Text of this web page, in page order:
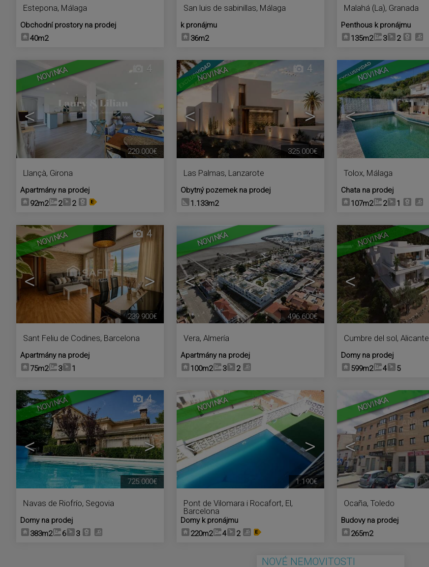
Estepona, Málaga
Obchodní prostory na prodej
40m2
San luis de sabinillas, Málaga
k pronájmu
36m2
Malahá (La), Granada
Penthous k pronájmu
135m2
3 2
NOVINKA
< >
4
Llançà, Girona
Apartmány na prodej
92m2
2 2
220.000€
NOVINKA
< >
4
Las Palmas, Lanzarote
Obytný pozemek na prodej
1.133m2
325.000€
NOVINKA
<
Tolox, Málaga
Chata na prodej
107m2
2 1
NOVINKA
< >
4
Sant Feliu de Codines, Barcelona
Apartmány na prodej
75m2
3 1
239.900€
NOVINKA
< >
4
Vera, Almería
Apartmány na prodej
100m2
3 2
496.600€
NOVINKA
<
Cumbre del sol, Alicante
Domy na prodej
599m2
4 5
NOVINKA
< >
4
Navas de Riofrío, Segovia
Domy na prodej
383m2
6 3
725.000€
NOVINKA
< >
4
Pont de Vilomara i Rocafort, El,
Barcelona
Domy k pronájmu
220m2
4 2
1.190€
NOVINKA
<
Ocaña, Toledo
Budovy na prodej
265m2
NOVÉ NEMOVITOSTI